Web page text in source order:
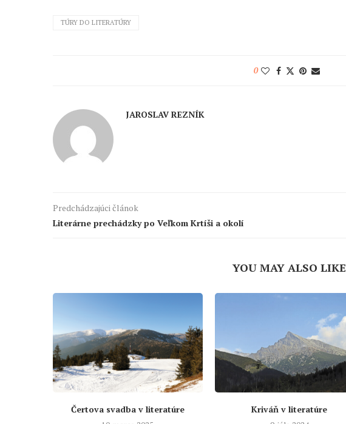
TÚRY DO LITERATÚRY
0
JAROSLAV REZNÍK
Predchádzajúci článok
Literárne prechádzky po Veľkom Krtíši a okolí
YOU MAY ALSO LIKE
Čertova svadba v literatúre Kriváň v literatúre